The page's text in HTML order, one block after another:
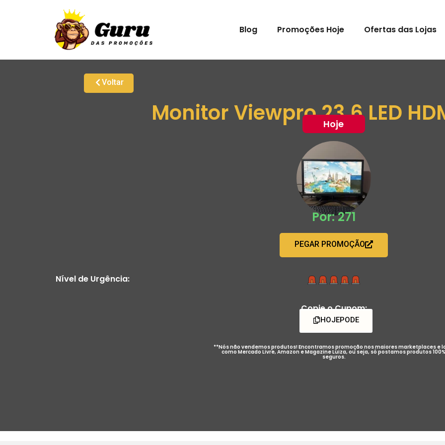
Blog Promoções Hoje Ofertas das Lojas
Voltar
Monitor Viewpro 23.6 LED
Hoje
Por: 271
PEGAR PROMOÇÃO
Nível de Urgência:
Copie o Cupom:
HOJEPODE
**Nós não vendemos produtos! Encontramos promoção nos maiores marketplaces e
como Mercado Livre, Amazon e Magazine Luiza, ou seja, só postamos produtos 100%
seguros.